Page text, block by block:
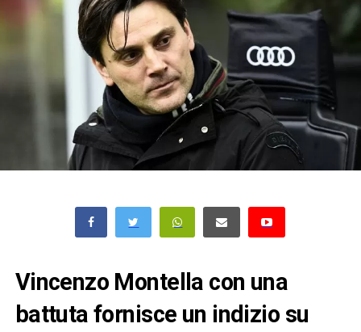
Vincenzo Montella con una
battuta fornisce un indizio su